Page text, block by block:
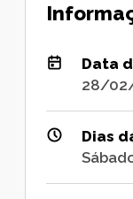
Data
28/
Dias